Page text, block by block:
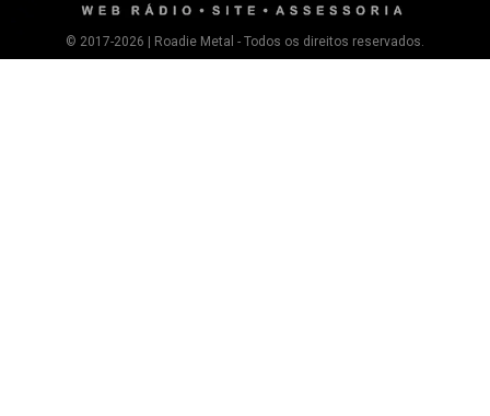
© 2017-2026 | Roadie Metal - Todos os direitos reservados.